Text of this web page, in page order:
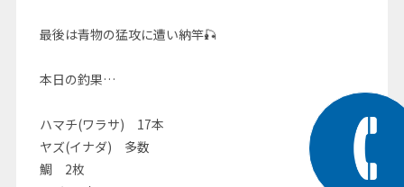
最後は青物の猛攻に遭い納竿🎣
本日の釣果…
ハマチ(ワラサ) 17本
ヤズ(イナダ) 多数
鯛 2枚